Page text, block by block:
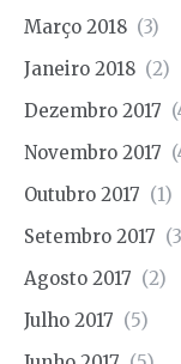
Março 2018 (3)
Janeiro 2018 (2)
Dezembro 2017
Novembro 2017
Outubro 2017 (1)
Setembro 2017
Agosto 2017 (2)
Julho 2017 (5)